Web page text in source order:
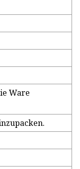
Ware